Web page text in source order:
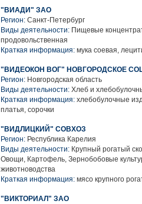
"ВИАДИ" ЗАО
Регион: Санкт-Петербург
Виды деятельности: Пищевые
продовольственная
Краткая информация: мука соевая,
"ВИДЕОКОН ВОГ" НОВГОРОДСКОЕ
Регион: Новгородская область
Виды деятельности: Хлеб и
Краткая информация: хлебобулочные
платья, сорочки
"ВИДЛИЦКИЙ" СОВХОЗ
Регион: Республика Карелия
Виды деятельности: Крупный рогатый
Овощи, Картофель, Зернобобовые
животноводства
Краткая информация: мясо крупного
"ВИКТОРИАЛ" ЗАО